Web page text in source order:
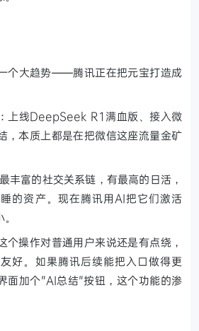
个大趋势——腾讯正在把元宝打造成
上线DeepSeek R1满血版、接入微
，本质上都是在把微信这座流量金矿
丰富的社交关系链，有最高的日活，
的资产。现在腾讯用AI把它们激活
个操作对普通用户来说还是有点绕，
好。如果腾讯后续能把入口做得更
面加个"AI总结"按钮，这个功能的渗